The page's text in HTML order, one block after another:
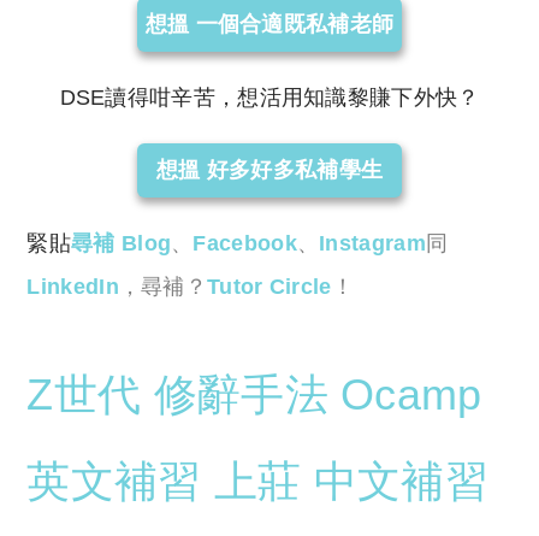
想搵 一個合適既私補老師
DSE讀得咁辛苦，想活用知識黎賺下外快？
想搵 好多好多私補學生
緊貼尋補 Blog、 Facebook、 Instagram 同
LinkedIn ，尋補？Tutor Circle ！
Z世代 修辭手法 Ocamp
英文補習
上莊 中文補習